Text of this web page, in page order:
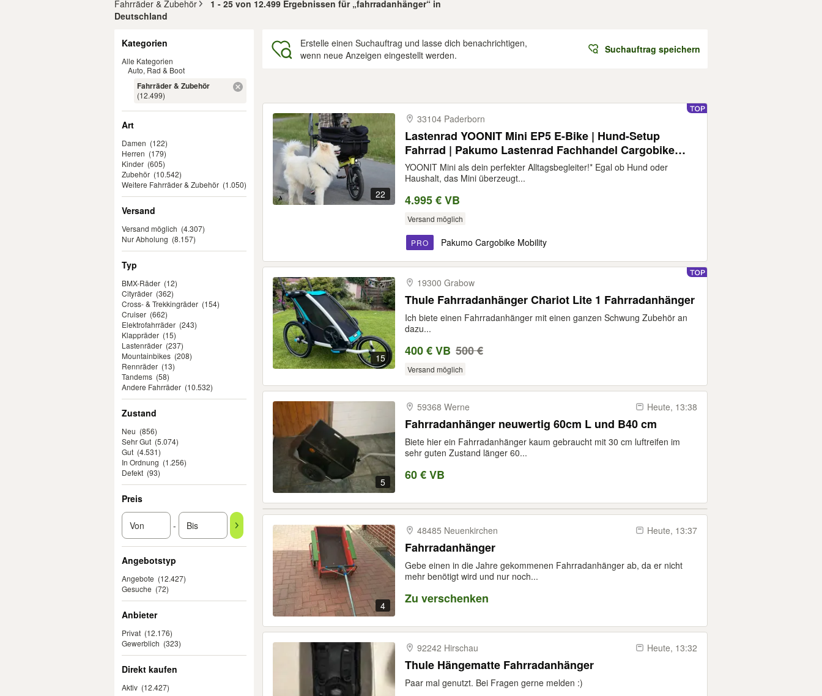
Fahrräder & Zubehör
1 - 25 von 12.499 Ergebnissen für „fahrradanhänger“ in
Deutschland
Kategorien
Alle Kategorien
Auto, Rad & Boot
Fahrräder & Zubehör
(12.499)
Art
Damen (122)
Herren (179)
Kinder (605)
Zubehör (10.542)
Weitere Fahrräder & Zubehör (1.050)
Versand
Versand möglich (4.307)
Nur Abholung (8.157)
Typ
BMX-Räder (12)
Cityräder (362)
Cross- & Trekkingräder (154)
Cruiser (662)
Elektrofahrräder (243)
Klappräder (15)
Lastenräder (237)
Mountainbikes (208)
Rennräder (13)
Tandems (58)
Andere Fahrräder (10.532)
Zustand
Neu (856)
Sehr Gut (5.074)
Gut (4.531)
In Ordnung (1.256)
Defekt (93)
Preis
-
Angebotstyp
Angebote (12.427)
Gesuche (72)
Anbieter
Privat (12.176)
Gewerblich (323)
Direkt kaufen
Aktiv (12.427)
Erstelle einen Suchauftrag und lasse dich benachrichtigen,
wenn neue Anzeigen eingestellt werden.
Suchauftrag speichern
22
33104 Paderborn
Lastenrad YOONIT Mini EP5 E-Bike | Hund-Setup
Fahrrad | Pakumo Lastenrad Fachhandel Cargobike
Paderborn | Alternative zu Tern, Cube, Babboe
YOONIT Mini als dein perfekter Alltagsbegleiter!* Egal ob Hund oder
Haushalt, das Mini überzeugt...
4.995 € VB
Versand möglich
PRO Pakumo Cargobike Mobility
15
19300 Grabow
Thule Fahrradanhänger Chariot Lite 1 Fahrradanhänger
Ich biete einen Fahrradanhänger mit einen ganzen Schwung Zubehör an
dazu...
400 € VB 500 €
Versand möglich
5
59368 Werne Heute, 13:38
Fahrradanhänger neuwertig 60cm L und B40 cm
Biete hier ein Fahrradanhänger kaum gebraucht mit 30 cm luftreifen im
sehr guten Zustand länger 60...
60 € VB
4
48485 Neuenkirchen Heute, 13:37
Fahrradanhänger
Gebe einen in die Jahre gekommenen Fahrradanhänger ab, da er nicht
mehr benötigt wird und nur noch...
Zu verschenken
92242 Hirschau Heute, 13:32
Thule Hängematte Fahrradanhänger
Paar mal genutzt. Bei Fragen gerne melden :)